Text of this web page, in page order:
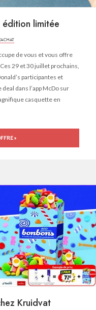
limitée
de vous et vous offre
29 et 30 juillet prochains,
participantes et
dans l’app McDo sur
casquette en
»
Kruidvat